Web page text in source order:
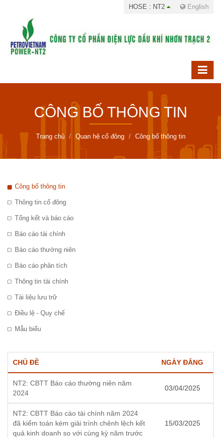
HOSE : NT2 English
CÔNG BỐ THÔNG TIN
Trang chủ Quan hệ cổ đông Công bố thông tin
Công bố thông tin
Thông tin cổ đông
Tổng kết và báo cáo
Báo cáo tài chính
Báo cáo thường niên
Báo cáo phân tích
Thông tin tài chính
Tài liệu lưu trữ
Điều lệ - Quy chế
Mẫu biểu
CHỦ ĐỀ NGÀY ĐĂNG
NT2: CBTT Báo cáo thường niên năm
2024
03/04/2025
NT2: CBTT Báo cáo tài chính năm 2024
đã kiểm toán kèm giải trình chênh lệch kết
quả kinh doanh so với cùng kỳ năm trước
15/03/2025